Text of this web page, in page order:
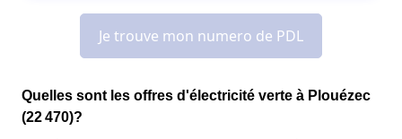
Quelles sont les offres d'électricité verte à Plouézec
(22 470)?